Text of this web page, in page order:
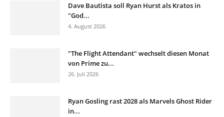
Dave Bautista soll Ryan Hurst als Kratos in
"God...
4. August 2026
"The Flight Attendant" wechselt diesen Monat
von Prime zu...
26. Juli 2026
Ryan Gosling rast 2028 als Marvels Ghost Rider
in...